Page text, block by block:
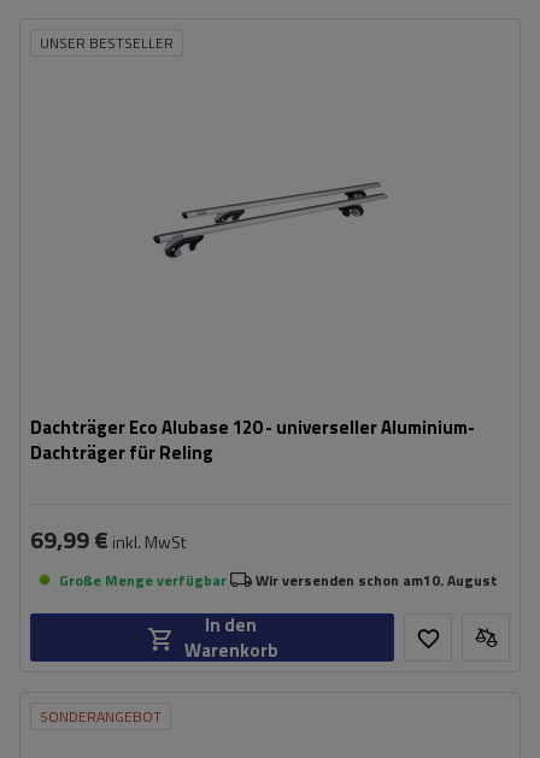
UNSER BESTSELLER
Dachträger Eco Alubase 120 - universeller Aluminium-
Dachträger für Reling
69,99 € inkl. MwSt
Große Menge verfügbar Wir versenden schon am10. August
In den
Warenkorb
SONDERANGEBOT